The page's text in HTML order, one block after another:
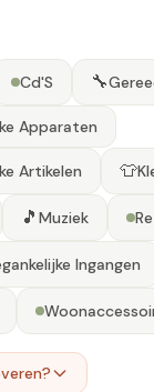
Cd'S 🔧
Apparaten
Artikelen 👕
🎵 Muziek
Ingangen